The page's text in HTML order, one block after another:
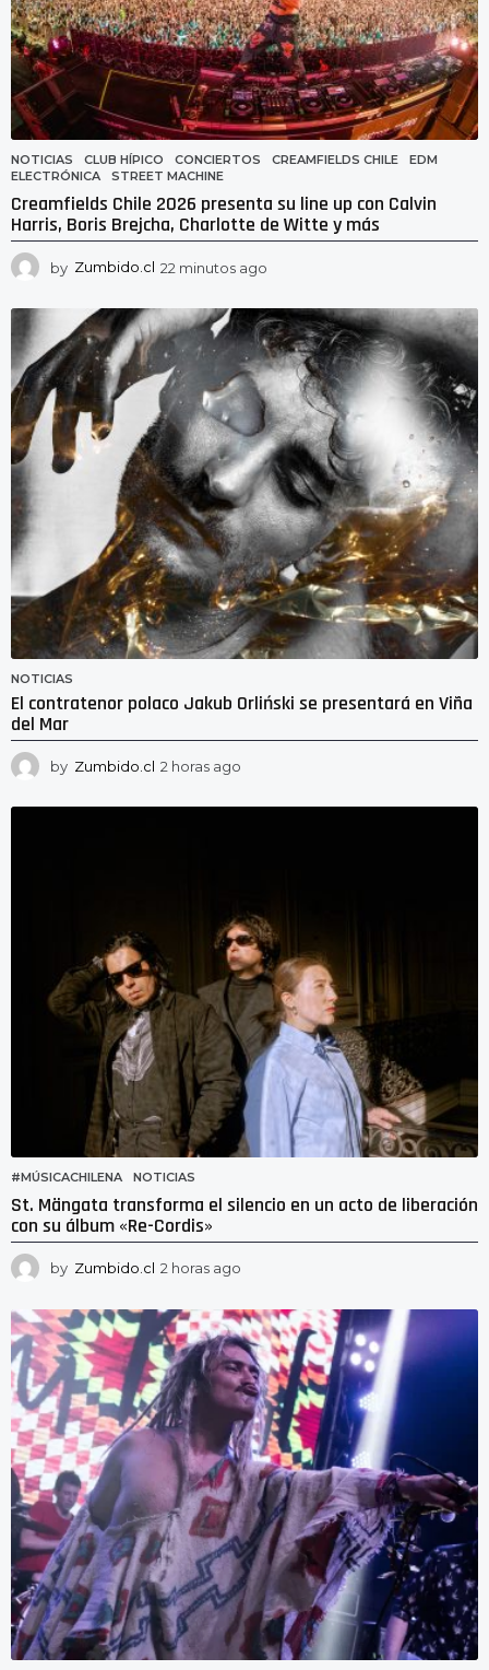
NOTICIAS CLUB HÍPICO ,CONCIERTOS ,CREAMFIELDS CHILE ,EDM
ELECTRÓNICA
,STREET MACHINE
Creamfields Chile 2026 presenta su line up con Calvin
Harris, Boris Brejcha, Charlotte de Witte y más
by Zumbido.cl 22 minutos ago
m
i
n
u
o
s
a
g
o
NOTICIAS
El contratenor polaco Jakub Orliński se presentará en Viña
del Mar
by Zumbido.cl 2 horas ago
m
o
s
a
g
o
#MÚSICACHILENA ,NOTICIAS
St. Mängata transforma el silencio en un acto de liberación
con su álbum «Re-Cordis»
by Zumbido.cl 2 horas ago
o
r
a
s
a
g
o